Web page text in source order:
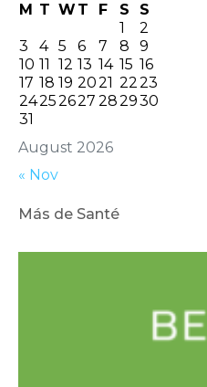
August 2026
M T WT F S
S
1
2
3
4 5 6 7 8
9
10 11 12 13 14 15 16
17 18 19 2021 2223
24252627 282930
31
« Nov
Más de Santé